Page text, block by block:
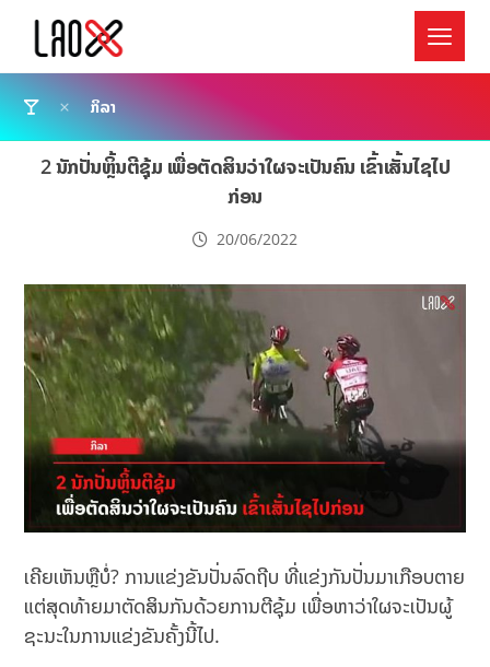
ກິລາ
2 ນັກປັ່ນຫຼິ້ນຕີຊຸ້ມ ເພື່ອຕັດສິນວ່າໃຜຈະເປັນຄົນ ເຂົ້າເສັ້ນໄຊໄປ
ກ່ອນ
20/06/2022
ເຄີຍເຫັນຫຼືບໍ່? ການແຂ່ງຂັນປັ່ນລົດຖີບ ທີ່ແຂ່ງກັນປັ່ນມາເກືອບຕາຍ
ແຕ່ສຸດທ້າຍມາຕັດສິນກັນດ້ວຍການຕີຊຸ້ມ ເພື່ອຫາວ່າໃຜຈະເປັນຜູ້
ຊະນະໃນການແຂ່ງຂັນຄັ້ງນີ້ໄປ.